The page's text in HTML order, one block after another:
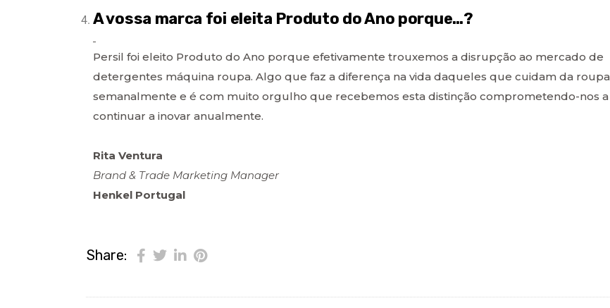
A vossa marca foi eleita Produto do Ano porque…?
Persil foi eleito Produto do Ano porque efetivamente trouxemos a disrupção ao mercado de
detergentes máquina roupa. Algo que faz a diferença na vida daqueles que cuidam da roupa
semanalmente e é com muito orgulho que recebemos esta distinção comprometendo-nos a
continuar a inovar anualmente.
Rita Ventura
Brand & Trade Marketing Manager
Henkel Portugal
Share: